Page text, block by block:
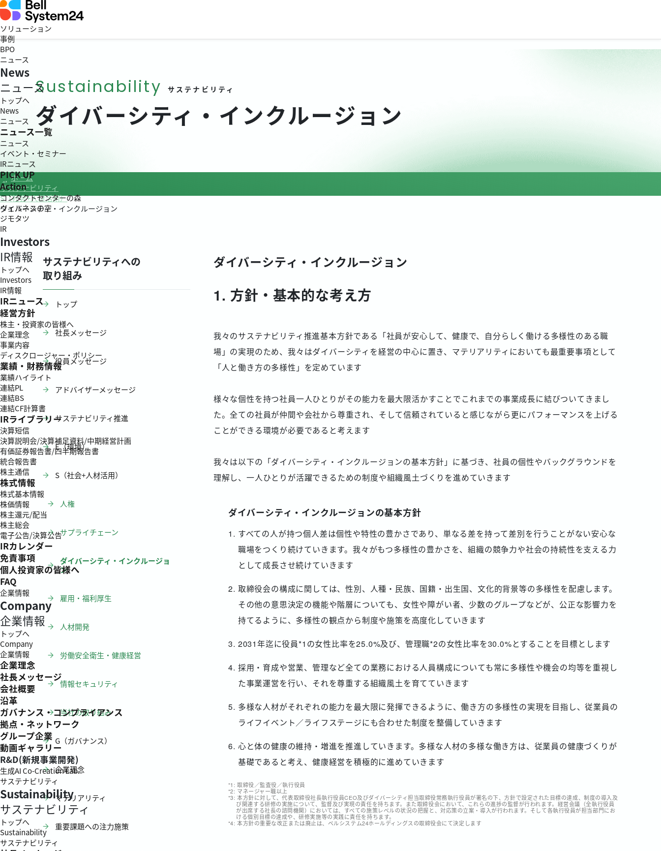
ソリューション
事例
BPO
ニュース
News
ニュース
トップへ
News
ニュース
ニュース一覧
ニュース
イベント・セミナー
IRニュース
PICK UP
Action
コンタクトセンターの森
ウェルネスの空
ジモタツ
IR
Investors
IR情報
トップへ
Investors
IR情報
IRニュース
経営方針
株主・投資家の皆様へ
企業理念
事業内容
ディスクロージャー・ポリシー
業績・財務情報
業績ハイライト
連結PL
連結BS
連結CF計算書
IRライブラリー
決算短信
決算説明会/決算補足資料/中期経営計画
有価証券報告書/四半期報告書
統合報告書
株主通信
株式情報
株式基本情報
株価情報
株主還元/配当
株主総会
電子公告/決算公告
IRカレンダー
免責事項
個人投資家の皆様へ
FAQ
企業情報
Company
企業情報
トップへ
Company
企業情報
企業理念
社長メッセージ
会社概要
沿革
ガバナンス・コンプライアンス
拠点・ネットワーク
グループ企業
動画ギャラリー
R&D(新規事業開発)
生成AI Co-Creation Lab.
サステナビリティ
Sustainability
サステナビリティ
トップへ
Sustainability
サステナビリティ
Sustainability サステナビリティ
ダイバーシティ・インクルージョン
ホーム
サステナビリティ
S（社会+人材活用）
ダイバーシティ・インクルージョン
サステナビリティへの
取り組み
トップ
社長メッセージ
役員メッセージ
アドバイザーメッセージ
サステナビリティ推進
E（環境）
S（社会+人材活用）
人権
サプライチェーン
ダイバーシティ・インクルージョ
ン
雇用・福利厚生
人材開発
労働安全衛生・健康経営
情報セキュリティ
当社の取り組み
G（ガバナンス）
企業理念
マテリアリティ
重要課題への注力施策
ダイバーシティ・インクルージョン
1. 方針・基本的な考え方
我々のサステナビリティ推進基本方針である「社員が安心して、健康で、自分らしく働ける多様性のある職
場」の実現のため、我々はダイバーシティを経営の中心に置き、マテリアリティにおいても最重要事項として
「人と働き方の多様性」を定めています
様々な個性を持つ社員一人ひとりがその能力を最大限活かすことでこれまでの事業成長に結びついてきまし
た。全ての社員が仲間や会社から尊重され、そして信頼されていると感じながら更にパフォーマンスを上げる
ことができる環境が必要であると考えます
我々は以下の「ダイバーシティ・インクルージョンの基本方針」に基づき、社員の個性やバックグラウンドを
理解し、一人ひとりが活躍できるための制度や組織風土づくりを進めていきます
ダイバーシティ・インクルージョンの基本方針
すべての人が持つ個人差は個性や特性の豊かさであり、単なる差を持って差別を行うことがない安心な
職場をつくり続けていきます。我々がもつ多様性の豊かさを、組織の競争力や社会の持続性を支える力
として成長させ続けていきます
取締役会の構成に関しては、性別、人種・民族、国籍・出生国、文化的背景等の多様性を配慮します。
その他の意思決定の機能や階層についても、女性や障がい者、少数のグループなどが、公正な影響力を
持てるように、多様性の観点から制度や施策を高度化していきます
2031年迄に役員*1の女性比率を25.0%及び、管理職*2の女性比率を30.0%とすることを目標とします
採用・育成や営業、管理など全ての業務における人員構成についても常に多様性や機会の均等を重視し
た事業運営を行い、それを尊重する組織風土を育てていきます
多様な人材がそれぞれの能力を最大限に発揮できるように、働き方の多様性の実現を目指し、従業員の
ライフイベント／ライフステージにも合わせた制度を整備していきます
心と体の健康の維持・増進を推進していきます。多様な人材の多様な働き方は、従業員の健康づくりが
基礎であると考え、健康経営を積極的に進めていきます
*1: 取締役／監査役／執行役員
*2: マネージャー職以上
*3: 本方針に対して、代表取締役社長執行役員CEO及びダイバーシティ担当取締役常務執行役員が署名の下、方針で設定された目標の達成、制度の導入及
び関連する研修の実施について、監督及び実現の責任を持ちます。また取締役会において、これらの進捗の監督が行われます。経営会議（全執行役員
が出席する社長の諮問機関）においては、すべての施策レベルの状況の把握と、対応策の立案・導入が行われます。そして各執行役員が担当部門にお
ける個別目標の達成や、研修実施等の実践に責任を持ちます。
*4: 本方針の重要な改正または廃止は、ベルシステム24ホールディングスの取締役会にて決定します